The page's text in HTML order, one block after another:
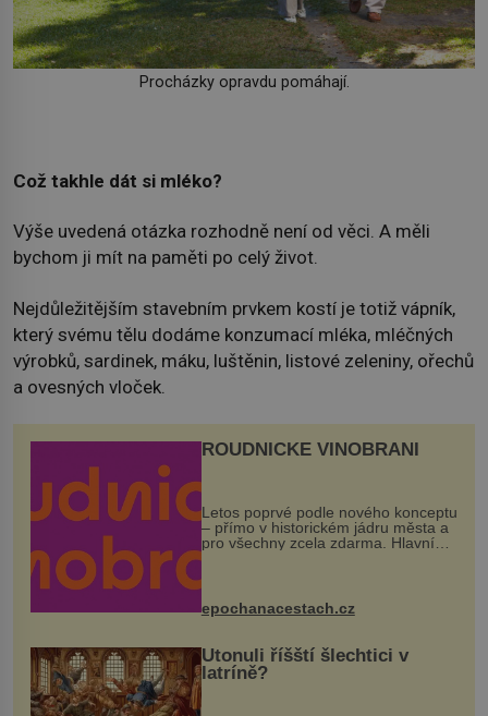
Procházky opravdu pomáhají.
Což takhle dát si mléko?
Výše uvedená otázka rozhodně není od věci. A měli
bychom ji mít na paměti po celý život.
Nejdůležitějším stavebním prvkem kostí je totiž vápník,
který svému tělu dodáme konzumací mléka, mléčných
výrobků, sardinek, máku, luštěnin, listové zeleniny, ořechů
a ovesných vloček.
ROUDNICKÉ VINOBRANÍ
Letos poprvé podle nového konceptu
– přímo v historickém jádru města a
pro všechny zcela zdarma. Hlavní
program se odehraje na Karlově a
mohou těšit na víno, burčák, pes...
epochanacestach.cz
Utonuli říšští šlechtici v
latríně?